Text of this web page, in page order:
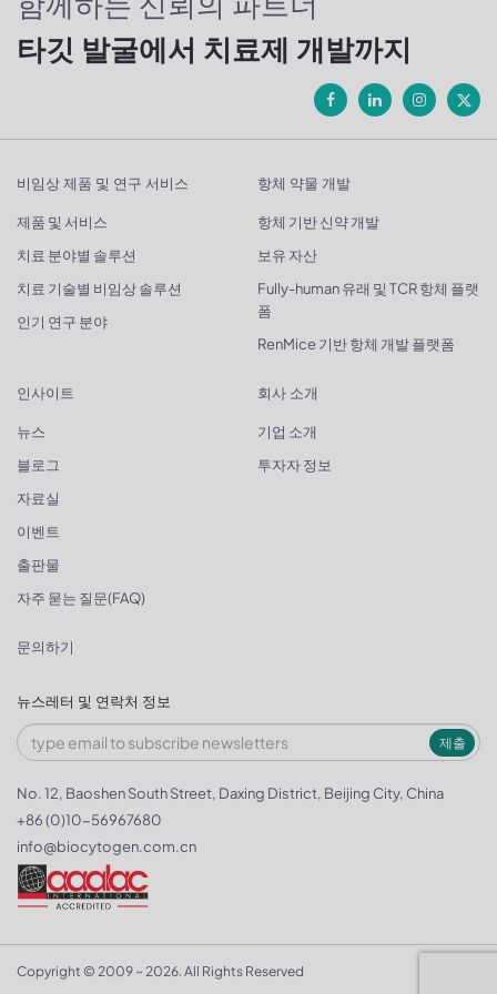
타깃 발굴에서 치료제 개발까지
비임상 제품 및 연구 서비스
제품 및 서비스
치료 분야별 솔루션
치료 기술별 비임상 솔루션
인기 연구 분야
항체 약물 개발
항체 기반 신약 개발
보유 자산
Fully-human 유래 및 TCR 항체 플랫
폼
RenMice 기반 항체 개발 플랫폼
인사이트
뉴스
블로그
자료실
이벤트
출판물
자주 묻는 질문(FAQ)
회사 소개
기업 소개
투자자 정보
문의하기
뉴스레터 및 연락처 정보
제출
No. 12, Baoshen South Street, Daxing District, Beijing City, China
+86 (0)10-56967680
info@biocytogen.com.cn
Copyright © 2009 ~ 2026. All Rights Reserved